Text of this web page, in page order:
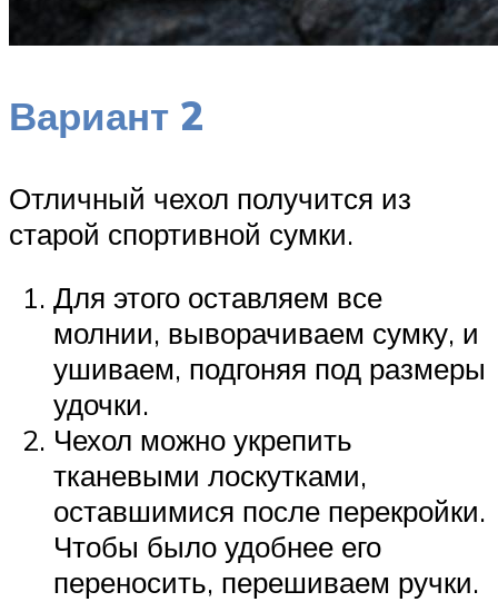
Вариант 2
Отличный чехол получится из
старой спортивной сумки.
Для этого оставляем все
молнии, выворачиваем сумку, и
ушиваем, подгоняя под размеры
удочки.
Чехол можно укрепить
тканевыми лоскутками,
оставшимися после перекройки.
Чтобы было удобнее его
переносить, перешиваем ручки.